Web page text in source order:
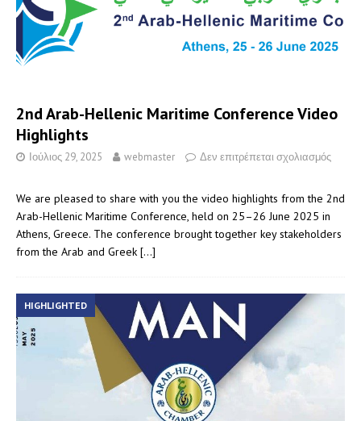
2nd Arab-Hellenic Maritime Conference Video
Highlights
Ιούλιος 29, 2025 webmaster Δεν επιτρέπεται σχολιασμός
We are pleased to share with you the video highlights from the 2nd
Arab-Hellenic Maritime Conference, held on 25–26 June 2025 in
Athens, Greece. The conference brought together key stakeholders
from the Arab and Greek […]
HIGHLIGHTED